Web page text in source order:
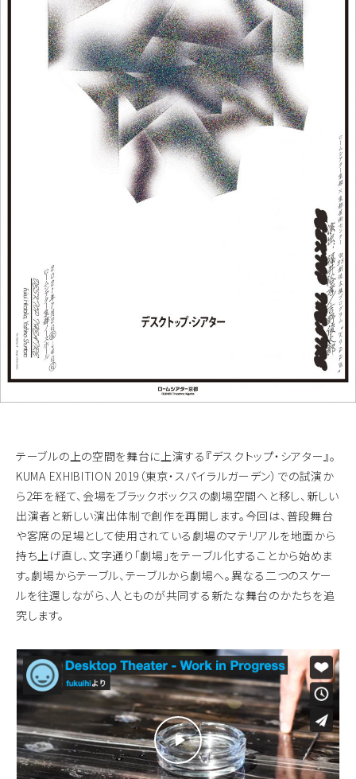
テーブルの上の空間を舞台に上演する『デスクトップ・シアター』。
KUMA EXHIBITION 2019（東京・スパイラルガーデン）での試演か
ら2年を経て、会場をブラックボックスの劇場空間へと移し、新しい
出演者と新しい演出体制で創作を再開します。今回は、普段舞台
や客席の足場として使用されている劇場のマテリアルを地面から
持ち上げ直し、文字通り「劇場」をテーブル化することから始めま
す。劇場からテーブル、テーブルから劇場へ。異なる二つのスケー
ルを往還しながら、人とものが共同する新たな舞台のかたちを追
究します。